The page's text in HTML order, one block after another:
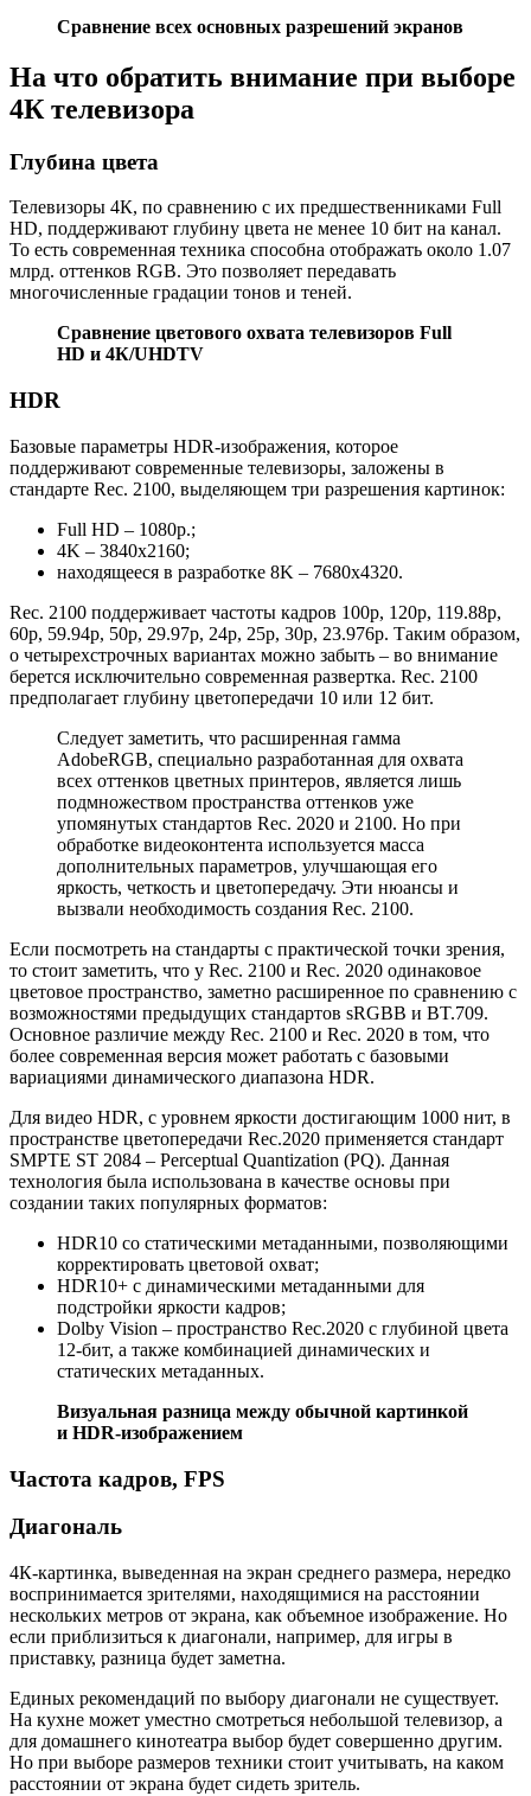
Сравнение всех основных разрешений экранов
На что обратить внимание при выборе
4К телевизора
Глубина цвета
Телевизоры 4К, по сравнению с их предшественниками Full
HD, поддерживают глубину цвета не менее 10 бит на канал.
То есть современная техника способна отображать около 1.07
млрд. оттенков RGB. Это позволяет передавать
многочисленные градации тонов и теней.
Сравнение цветового охвата телевизоров Full
HD и 4К/UHDTV
HDR
Базовые параметры HDR-изображения, которое
поддерживают современные телевизоры, заложены в
стандарте Rec. 2100, выделяющем три разрешения картинок:
Full HD – 1080р.;
4K – 3840х2160;
находящееся в разработке 8K – 7680х4320.
Rec. 2100 поддерживает частоты кадров 100p, 120p, 119.88p,
60p, 59.94p, 50p, 29.97p, 24p, 25p, 30p, 23.976p. Таким образом,
о четырехстрочных вариантах можно забыть – во внимание
берется исключительно современная развертка. Rec. 2100
предполагает глубину цветопередачи 10 или 12 бит.
Следует заметить, что расширенная гамма
AdobeRGB, специально разработанная для охвата
всех оттенков цветных принтеров, является лишь
подмножеством пространства оттенков уже
упомянутых стандартов Rec. 2020 и 2100. Но при
обработке видеоконтента используется масса
дополнительных параметров, улучшающая его
яркость, четкость и цветопередачу. Эти нюансы и
вызвали необходимость создания Rec. 2100.
Если посмотреть на стандарты с практической точки зрения,
то стоит заметить, что у Rec. 2100 и Rec. 2020 одинаковое
цветовое пространство, заметно расширенное по сравнению с
возможностями предыдущих стандартов sRGBB и BT.709.
Основное различие между Rec. 2100 и Rec. 2020 в том, что
более современная версия может работать с базовыми
вариациями динамического диапазона HDR.
Для видео HDR, с уровнем яркости достигающим 1000 нит, в
пространстве цветопередачи Rec.2020 применяется стандарт
SMPTE ST 2084 – Perceptual Quantization (PQ). Данная
технология была использована в качестве основы при
создании таких популярных форматов:
HDR10 со статическими метаданными, позволяющими
корректировать цветовой охват;
HDR10+ с динамическими метаданными для
подстройки яркости кадров;
Dolby Vision – пространство Rec.2020 с глубиной цвета
12-бит, а также комбинацией динамических и
статических метаданных.
Визуальная разница между обычной картинкой
и HDR-изображением
Частота кадров, FPS
Диагональ
4К-картинка, выведенная на экран среднего размера, нередко
воспринимается зрителями, находящимися на расстоянии
нескольких метров от экрана, как объемное изображение. Но
если приблизиться к диагонали, например, для игры в
приставку, разница будет заметна.
Единых рекомендаций по выбору диагонали не существует.
На кухне может уместно смотреться небольшой телевизор, а
для домашнего кинотеатра выбор будет совершенно другим.
Но при выборе размеров техники стоит учитывать, на каком
расстоянии от экрана будет сидеть зритель.